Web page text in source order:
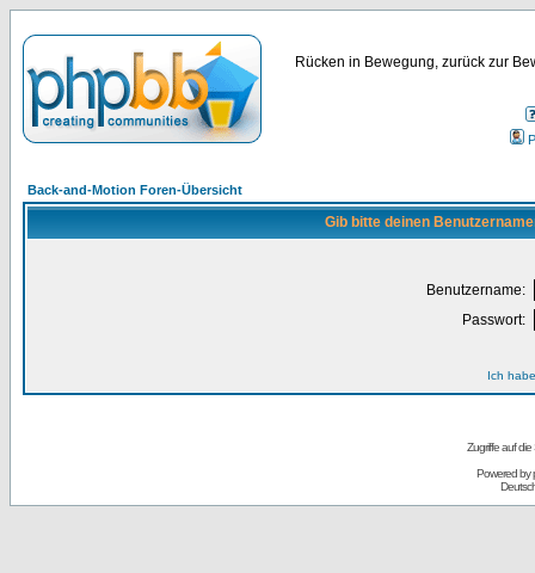
Rücken in Bewegung, zurück zur
Back-and-Motion Foren-Übersicht
Gib bitte deinen
Benutzername:
Passwort:
Ich
Zugriffe auf
Powered by